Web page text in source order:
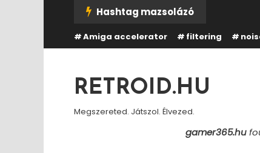
Content
Hashtag mazsolázó
Amiga accelerator filtering
RETROID.HU
Megszereted. Játszol. Élvezed.
gamer365.hu